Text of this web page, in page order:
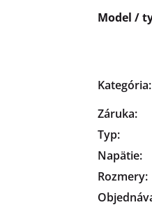
Model /
Kategória:
Záruka:
Typ:
Napätie:
Rozmery: